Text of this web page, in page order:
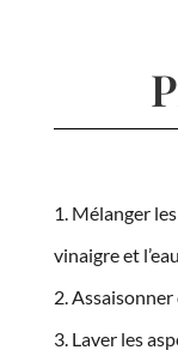
Mélanger
vinaigre et l’eau.
Assaisonner
Laver les